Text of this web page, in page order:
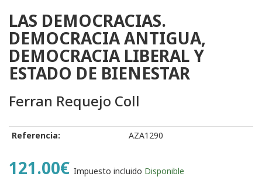
LAS DEMOCRACIAS.
DEMOCRACIA ANTIGUA,
DEMOCRACIA LIBERAL Y
ESTADO DE BIENESTAR
Ferran Requejo Coll
Referencia: AZA1290
121.00€ Impuesto incluido Disponible